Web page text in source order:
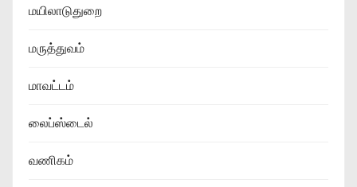
மயிலாடுதுறை
மருத்துவம்
மாவட்டம்
லைப்ஸ்டைல்
வணிகம்